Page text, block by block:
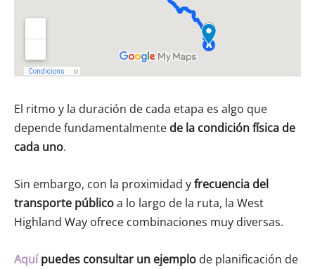
El ritmo y la duración de cada etapa es algo que
depende fundamentalmente de la condición física de
cada uno.
Sin embargo, con la proximidad yfrecuencia del
transporte públicoa lo largo de la ruta, la West
Highland Way ofrece combinaciones muy diversas.
Aquípuedes consultar un ejemplo de planificación de